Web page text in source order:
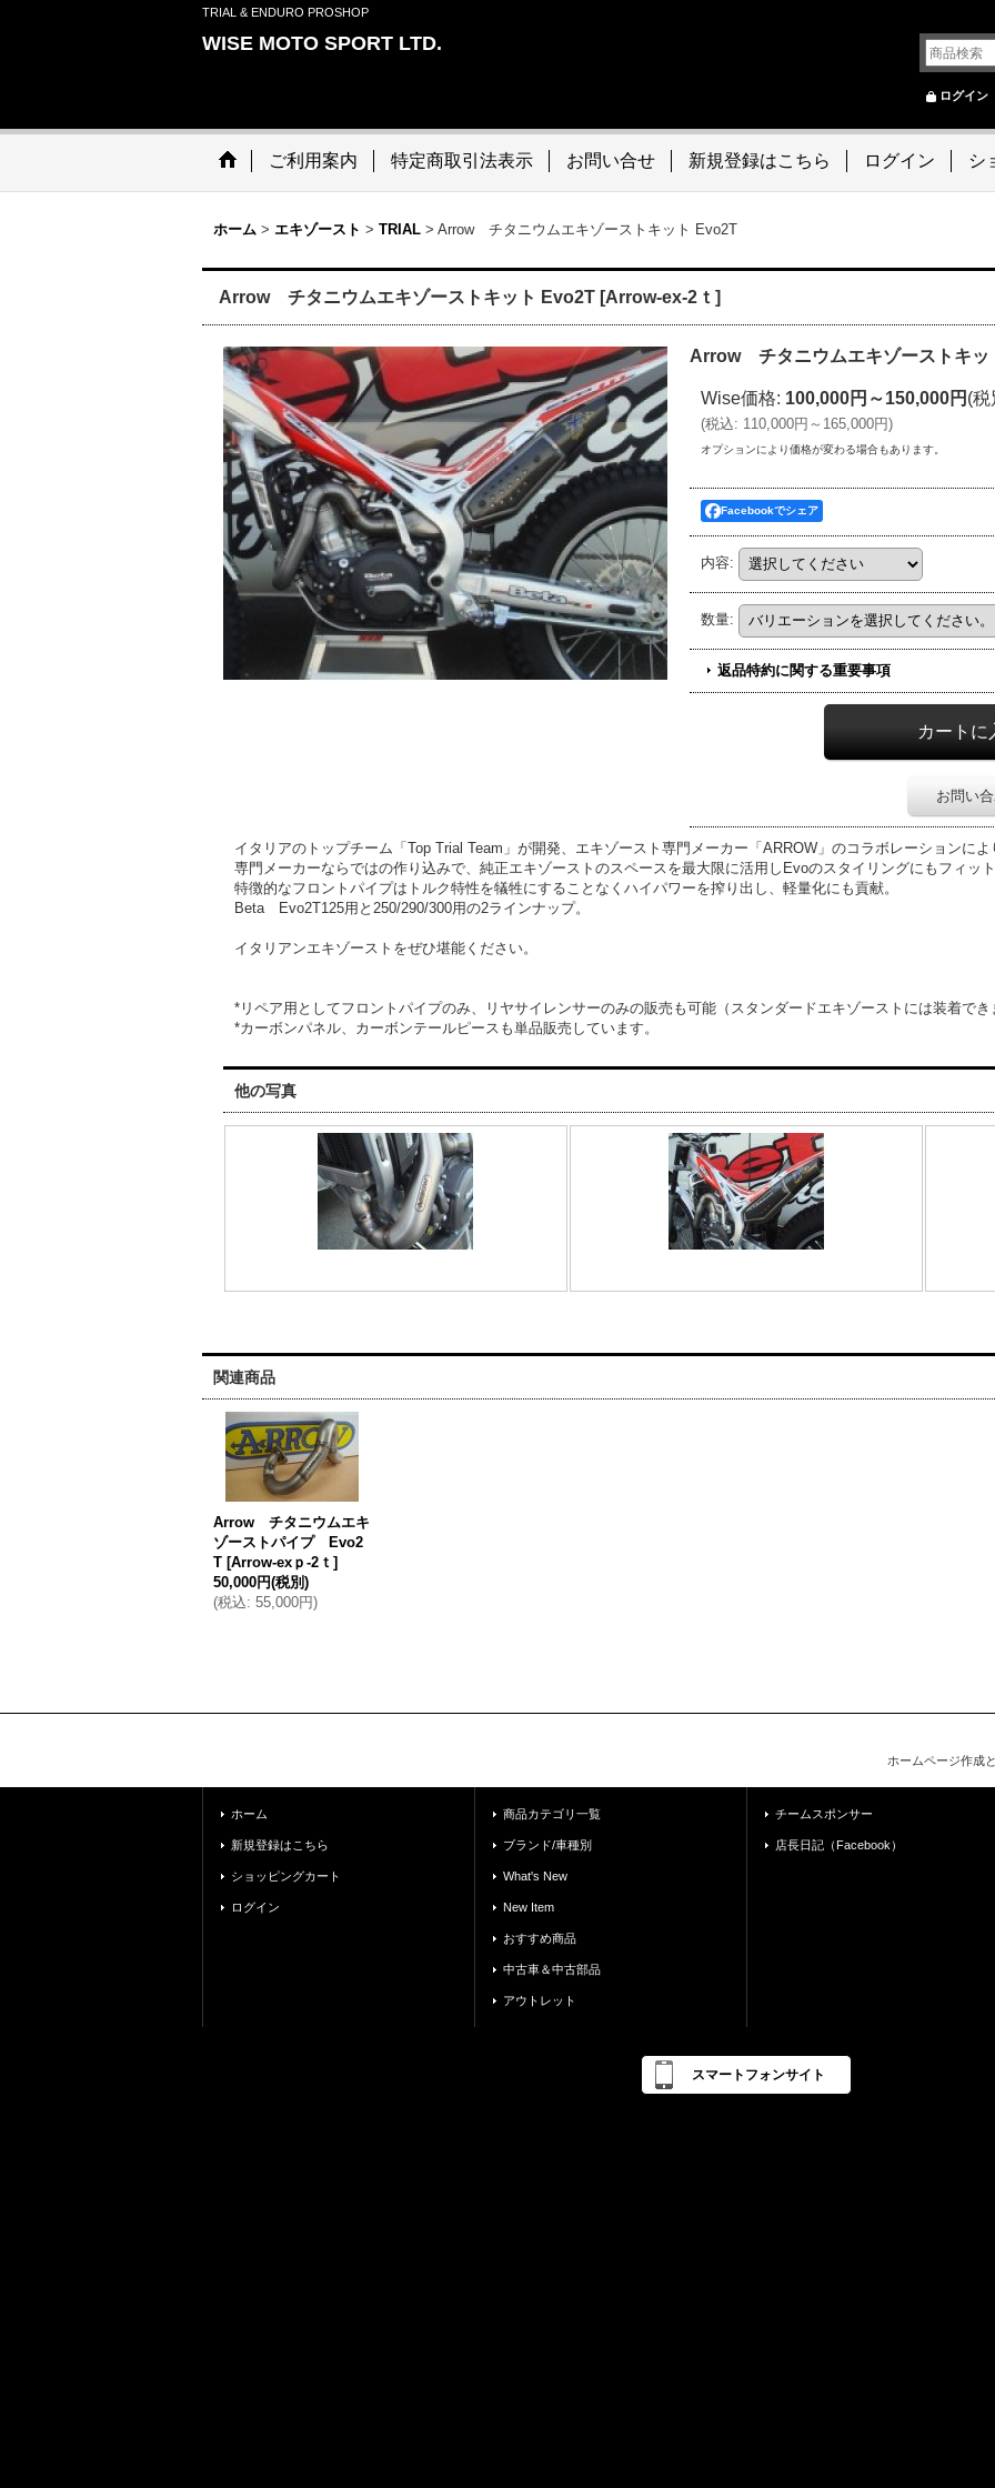
TRIAL & ENDURO PROSHOP
WISE MOTO SPORT LTD.
ログイン
ご利用案内 特定商取引法表示 お問い合せ 新規登録はこちら ログイン シ
ホーム > エキゾースト > TRIAL > Arrow チタニウムエキゾーストキット Evo2T
Arrow チタニウムエキゾーストキット Evo2T [Arrow-ex-2ｔ ]
Arrow チタニウムエキゾーストキッ
Wise価格: 100,000円～150,000円 (税
(税込: 110,000円～165,000円)
オプションにより価格が変わる場合もあります。
Facebookでシェア
内容:
数量:
返品特約に関する重要事項
お問い
イタリアのトップチーム「Top Trial Team」が開発、エキゾースト専門メーカー「ARROW」のコラボレーションに
専門メーカーならではの作り込みで、純正エキゾーストのスペースを最大限に活用しEvoのスタイリングにもフィッ
特徴的なフロントパイプはトルク特性を犠牲にすることなくハイパワーを搾り出し、軽量化にも貢献。
Beta Evo2T125用と250/290/300用の2ラインナップ。
イタリアンエキゾーストをぜひ堪能ください。
*リペア用としてフロントパイプのみ、リヤサイレンサーのみの販売も可能（スタンダードエキゾーストには装着でき
*カーボンパネル、カーボンテールピースも単品販売しています。
他の写真
関連商品
Arrow チタニウムエキ
ゾーストパイプ Evo2
T [Arrow-exｐ-2ｔ ]
50,000円(税別)
(税込: 55,000円)
ホームページ作成
ホーム
新規登録はこちら
ショッピングカート
ログイン
商品カテゴリ一覧
ブランド/車種別
What's New
New Item
おすすめ商品
中古車＆中古部品
アウトレット
チームスポンサー
店長日記（Facebook）
スマートフォンサイト